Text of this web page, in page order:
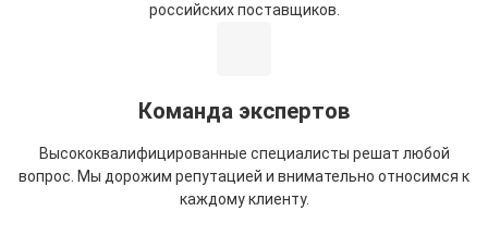
российских поставщиков.
Команда экспертов
Высококвалифицированные специалисты решат любой
вопрос. Мы дорожим репутацией и внимательно относимся к
каждому клиенту.